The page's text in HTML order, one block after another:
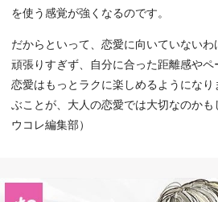
を使う感覚が強くなるのです。
だからといって、恋愛に向いていない
頑張りすぎず、自分に合った距離感やペ
恋愛はもっとラクに楽しめるようになり
ぶことが、大人の恋愛では大切なのか
ウコレ編集部）